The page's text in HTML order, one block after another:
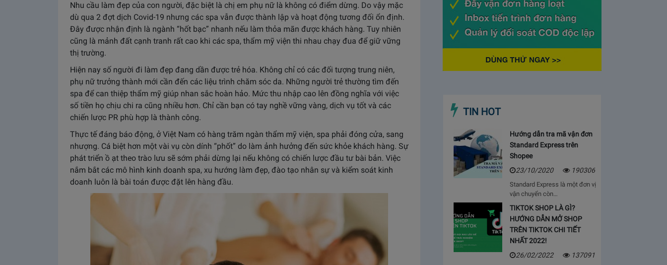
Nhu cầu làm đẹp của con người, đặc biệt là chị em phụ nữ là không có điểm dừng. Do vậy mặc
dù qua 2 đợt dịch Covid-19 nhưng các spa vẫn được thành lập và hoạt động tương đối ổn định.
Đây được nhận định là ngành “hốt bạc” nhanh nếu làm thỏa mãn được khách hàng. Tuy nhiên
cũng là mảnh đất cạnh tranh rất cao khi các spa, thẩm mỹ viện thi nhau chạy đua để giữ vững
thị trường.
Hiện nay số người đi làm đẹp đang dần được trẻ hóa. Không chỉ có các đối tượng trung niên,
phụ nữ trưởng thành mới cần đến các liệu trình chăm sóc da. Những người trẻ thường tìm đến
spa để can thiệp thẩm mỹ giúp nhan sắc hoàn hảo. Mức thu nhập cao lên đồng nghĩa với việc
số tiền họ chịu chi ra cũng nhiều hơn. Chỉ cần bạn có tay nghề vững vàng, dịch vụ tốt và các
chiến lược PR phù hợp là thành công.
Thực tế đáng báo động, ở Việt Nam có hàng trăm ngàn thẩm mỹ viện, spa phải đóng cửa, sang
nhượng. Cá biệt hơn một vài vụ còn dính “phốt” do làm ảnh hưởng đến sức khỏe khách hàng. Sự
phát triển ồ ạt theo trào lưu sẽ sớm phải dừng lại nếu không có chiến lược đầu tư bài bản. Việc
nắm bắt các mô hình kinh doanh spa, xu hướng làm đẹp, đào tạo nhân sự và kiểm soát kinh
doanh luôn là bài toán được đặt lên hàng đầu.
TIN HOT
Hướng dẫn tra mã vận đơn
Standard Express trên
Shopee
23/10/2020
190306
Standard Express là một đơn vị
vận chuyển còn…
TIKTOK SHOP LÀ GÌ?
HƯỚNG DẪN MỞ SHOP
TRÊN TIKTOK CHI TIẾT
NHẤT 2022!
26/02/2022
137091